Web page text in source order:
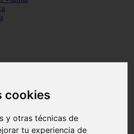
cookies
y otras técnicas de
tu experiencia de